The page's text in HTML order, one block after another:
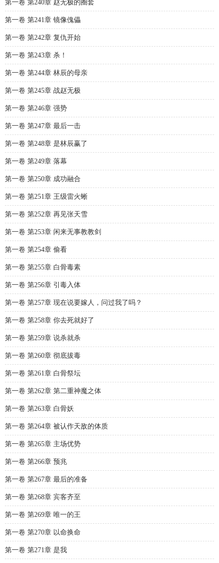
第一卷 第240章 赵无极的圈套
第一卷 第241章 镜像傀儡
第一卷 第242章 复仇开始
第一卷 第243章 杀！
第一卷 第244章 林辰的母亲
第一卷 第245章 战赵无极
第一卷 第246章 强势
第一卷 第247章 最后一击
第一卷 第248章 是林辰赢了
第一卷 第249章 落幕
第一卷 第250章 成功融合
第一卷 第251章 王级雷火蜥
第一卷 第252章 再见张天雪
第一卷 第253章 闲来无事教教剑
第一卷 第254章 偷看
第一卷 第255章 白骨毒素
第一卷 第256章 引毒入体
第一卷 第257章 现在说要嫁人，问过我了吗？
第一卷 第258章 你去死就好了
第一卷 第259章 说杀就杀
第一卷 第260章 彻底拔毒
第一卷 第261章 白骨祭坛
第一卷 第262章 第二重神魔之体
第一卷 第263章 白骨妖
第一卷 第264章 被认作天敌的体质
第一卷 第265章 主场优势
第一卷 第266章 预兆
第一卷 第267章 最后的准备
第一卷 第268章 宾客齐至
第一卷 第269章 唯一的王
第一卷 第270章 以命换命
第一卷 第271章 是我